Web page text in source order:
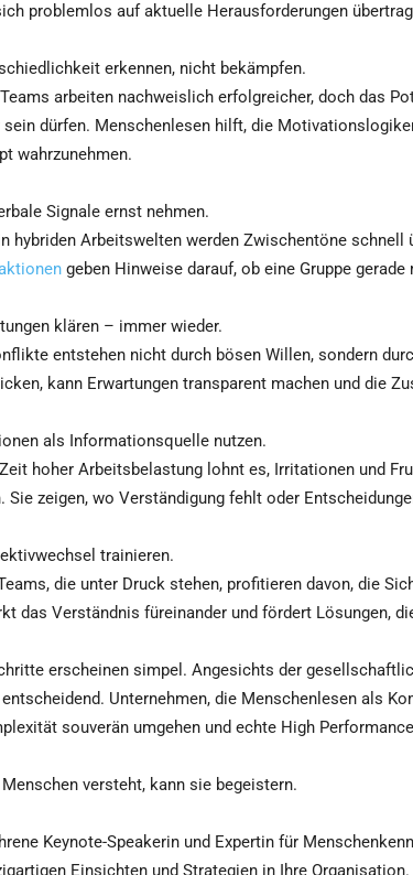
problemlos auf aktuelle Herausforderungen
erkennen, nicht bekämpfen.
arbeiten nachweislich erfolgreicher, doch das
dürfen. Menschenlesen hilft, die
wahrzunehmen.
Signale ernst nehmen.
hybriden Arbeitswelten werden Zwischentöne schnell
geben Hinweise darauf, ob eine Gruppe
klären – immer wieder.
entstehen nicht durch bösen Willen, sondern
kann Erwartungen transparent machen und die
als Informationsquelle nutzen.
hoher Arbeitsbelastung lohnt es, Irritationen und
Sie zeigen, wo Verständigung fehlt oder
trainieren.
die unter Druck stehen, profitieren davon, die
das Verständnis füreinander und fördert Lösungen,
erscheinen simpel. Angesichts der
Unternehmen, die Menschenlesen als
souverän umgehen und echte High
versteht, kann sie begeistern.
Keynote-Speakerin und Expertin für
Einsichten und Strategien in Ihre Organisation.